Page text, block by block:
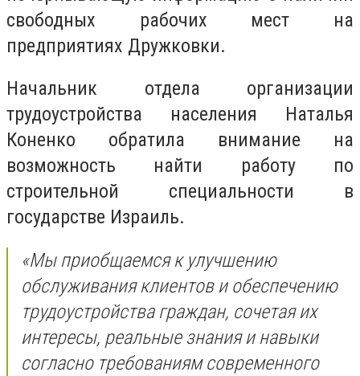
свободных рабочих мест на
предприятиях Дружковки.
Начальник отдела организации
трудоустройства населения Наталья
Коненко обратила внимание на
возможность найти работу по
строительной специальности в
государстве Израиль.
«Мы приобщаемся к улучшению
обслуживания клиентов и обеспечению
трудоустройства граждан, сочетая их
интересы, реальные знания и навыки
согласно требованиям современного